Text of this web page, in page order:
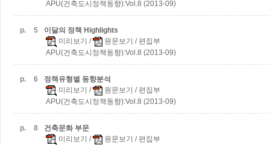
APU(건축도시정책동향):Vol.8 (2013-09)
p. 5
이달의 정책 Highlights
미리보기 / 원문보기 / 편집부
APU(건축도시정책동향):Vol.8 (2013-09)
p. 6
정책유형별 동향분석
미리보기 / 원문보기 / 편집부
APU(건축도시정책동향):Vol.8 (2013-09)
p. 8
건축문화 부문
미리보기 / 원문보기 / 편집부